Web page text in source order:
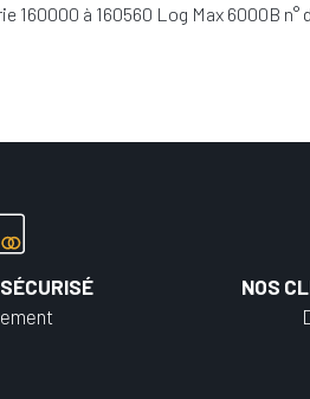
160000 à 160560 Log Max 6000B
NOS